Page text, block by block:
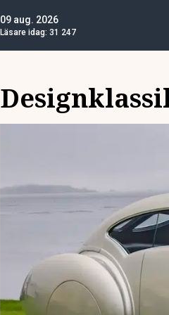
09 aug. 2026
Läsare idag: 31 247